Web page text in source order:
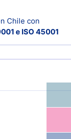
Chile con
e ISO 45001